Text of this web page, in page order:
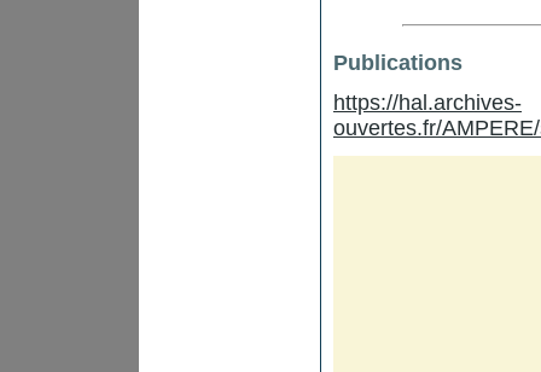
Publications
https://hal.archives-
ouvertes.fr/